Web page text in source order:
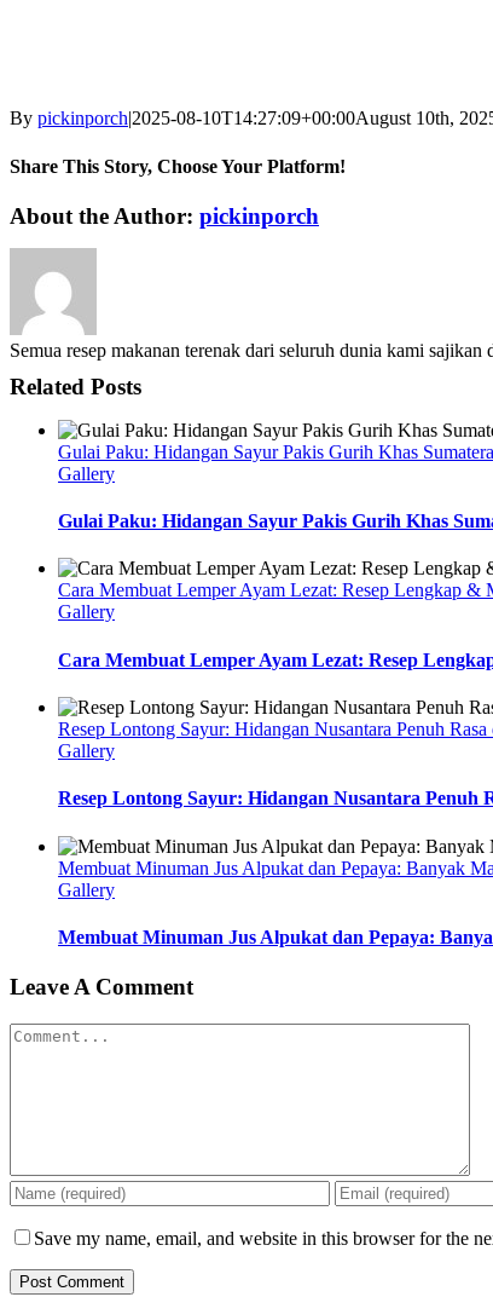
By pickinporch|2025-08-10T14:27:09+00:00August 10th,
Share This Story, Choose Your Platform!
facebook
twitter
linkedin
reddit
whatsapp
tumblr
pinterest
vk
Email
About the Author: pickinporch
Semua resep makanan terenak dari seluruh dunia kami sajikan
Related Posts
Gulai Paku: Hidangan Sayur Pakis Gurih Khas
Gallery
Gulai Paku: Hidangan Sayur Pakis Gurih Khas
Cara Membuat Lemper Ayam Lezat: Resep Lengkap &
Gallery
Cara Membuat Lemper Ayam Lezat: Resep
Resep Lontong Sayur: Hidangan Nusantara Penuh Rasa
Gallery
Resep Lontong Sayur: Hidangan Nusantara Penuh
Membuat Minuman Jus Alpukat dan Pepaya: Banyak
Gallery
Membuat Minuman Jus Alpukat dan Pepaya:
Leave A Comment
Comment
Save my name, email, and website in this browser for the